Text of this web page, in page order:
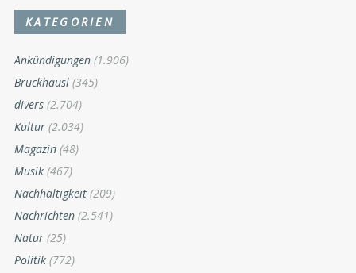
KATEGORIEN
Ankündigungen (1.906)
Bruckhäusl (345)
divers (2.704)
Kultur (2.034)
Magazin (48)
Musik (467)
Nachhaltigkeit (209)
Nachrichten (2.541)
Natur (25)
Politik (772)